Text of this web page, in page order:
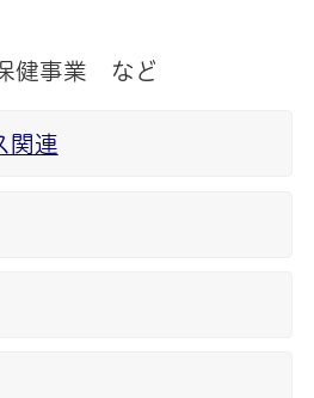
健事業 など
関連